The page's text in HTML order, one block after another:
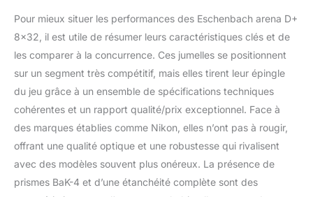
Pour mieux situer les performances des Eschenbach arena D+
8×32, il est utile de résumer leurs caractéristiques clés et de
les comparer à la concurrence. Ces jumelles se positionnent
sur un segment très compétitif, mais elles tirent leur épingle
du jeu grâce à un ensemble de spécifications techniques
cohérentes et un rapport qualité/prix exceptionnel. Face à
des marques établies comme Nikon, elles n’ont pas à rougir,
offrant une qualité optique et une robustesse qui rivalisent
avec des modèles souvent plus onéreux. La présence de
prismes BaK-4 et d’une étanchéité complète sont des